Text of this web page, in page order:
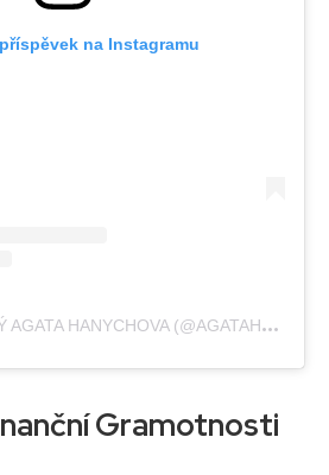
na Instagramu
P
ŘÍSPĚVEK SDÍLENÝ AGATA HANYCHOVA (@AGATAHANYCHOVA)
Gramotnosti